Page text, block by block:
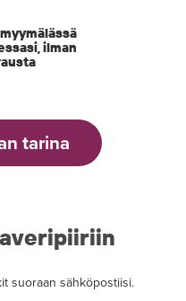
ilman
tarina
suoraan sähköpostiisi.